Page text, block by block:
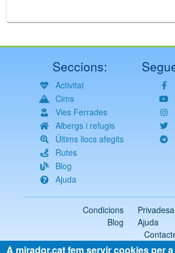
Seccions:
Activitat
Cims
Vies Ferrades
Albergs i refugis
Últims llocs afegits
Rutes
Blog
Ajuda
Condicions
Privadesa
Blog
Ajuda
2018-2026 ©mirador.cat
A mirador.cat fem servir cookies per